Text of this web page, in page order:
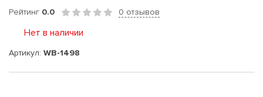
Рейтинг 0.0 0 отзывов
Нет в наличии
Артикул: WB-1498